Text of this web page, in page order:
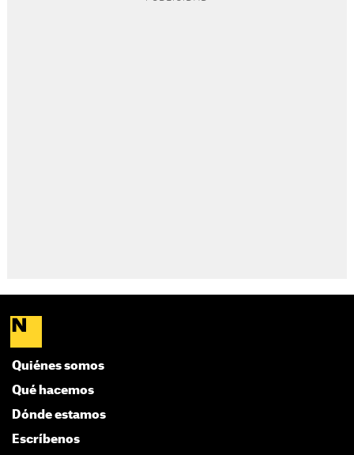
Quiénes somos
Qué hacemos
Dónde estamos
Escríbenos